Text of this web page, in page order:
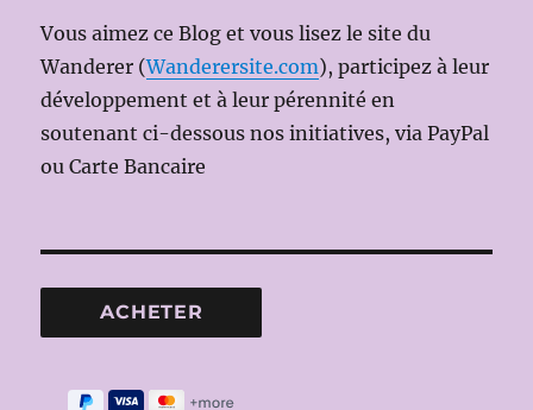
Vous aimez ce Blog et vous lisez le site du
Wanderer (Wanderersite.com), participez à leur
développement et à leur pérennité en
soutenant ci-dessous nos initiatives, via PayPal
ou Carte Bancaire